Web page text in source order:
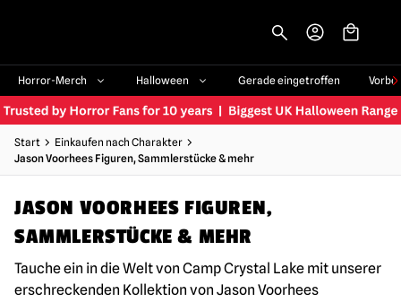
Horror-Merch Halloween Gerade eingetroffen
Start
Einkaufen nach Charakter
Jason Voorhees Figuren, Sammlerstücke & mehr
JASON VOORHEES FIGUREN,
SAMMLERSTÜCKE & MEHR
Tauche ein in die Welt von Camp Crystal Lake mit unserer
erschreckenden Kollektion von Jason Voorhees